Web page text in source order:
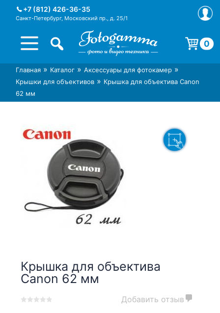
+7 (812) 426-36-35
Санкт-Петербург, Московский пр., д. 25/1
Интернет-магазин фототехники
Foto-Gamma в СПб
Магазин фотоаксессуаров foto-
gamma.ru
0
Корзина пуста.
Главная » Каталог » Аксессуары для фотокамер »
Крышки для объективов » Крышка для объектива Canon
62 мм
Крышка для объектива
Canon 62 мм
Добавить отзыв